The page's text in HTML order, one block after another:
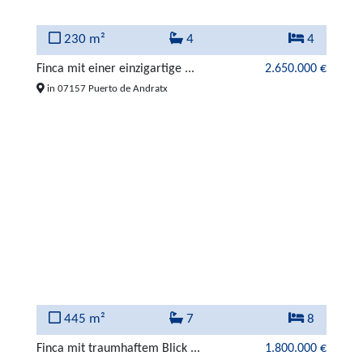
230 m² 4 4
Finca mit einer einzigartige ... 2.650.000 €
in 07157 Puerto de Andratx
445 m² 7 8
Finca mit traumhaftem Blick ... 1.800.000 €